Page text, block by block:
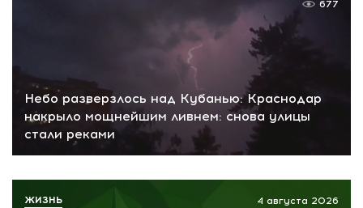
Небо разверзлось над Кубанью: Краснодар
накрыло мощнейшим ливнем: снова улицы
стали реками
677
4 августа 2026
ЖИЗНЬ